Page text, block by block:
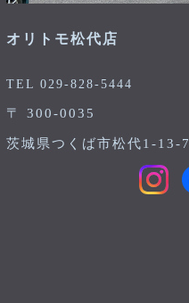
オリトモ松代店
TEL 029-828-5444
〒 300-0035
茨城県つくば市松代1-13-7